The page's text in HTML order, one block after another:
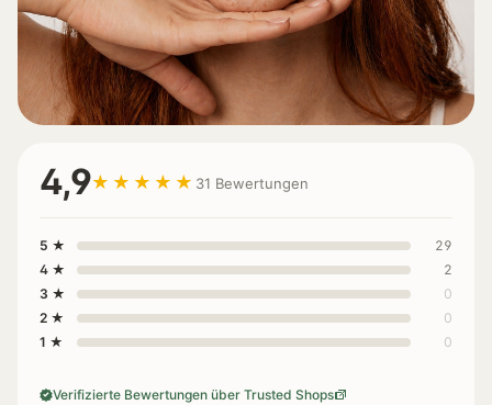
4,9★★★★★ 31 Bewertungen
5 ★
29
4 ★
2
3 ★
0
2 ★
0
1 ★
0
Verifizierte Bewertungen über Trusted Shops